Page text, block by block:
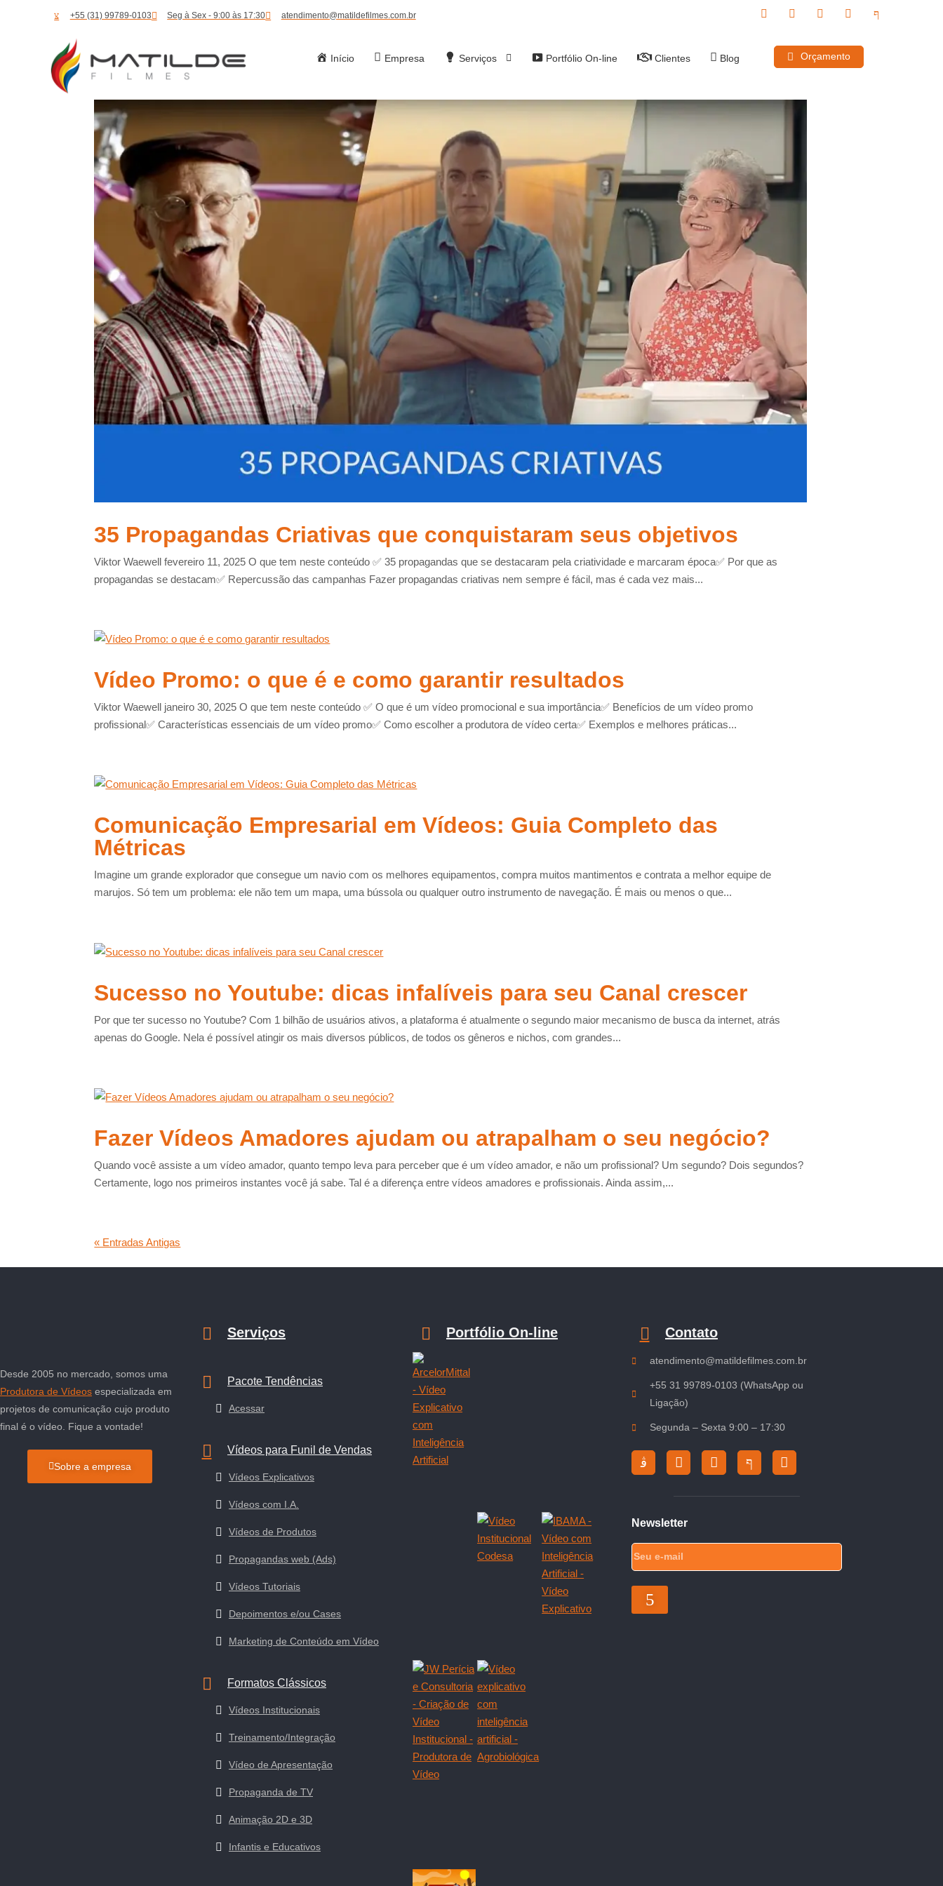
+55 (31) 99789-0103 Seg à Sex - 9:00 às 17:30 atendimento@matildefilmes.com.br
Início Empresa Serviços Portfólio On-line Clientes Blog Orçamento
35 Propagandas Criativas que conquistaram seus objetivos
Viktor Waewell fevereiro 11, 2025 O que tem neste conteúdo ✅ 35 propagandas que se destacaram pela criatividade e marcaram época✅ Por que as
propagandas se destacam✅ Repercussão das campanhas Fazer propagandas criativas nem sempre é fácil, mas é cada vez mais...
Vídeo Promo: o que é e como garantir resultados
Viktor Waewell janeiro 30, 2025 O que tem neste conteúdo ✅ O que é um vídeo promocional e sua importância✅ Benefícios de um vídeo promo
profissional✅ Características essenciais de um vídeo promo✅ Como escolher a produtora de vídeo certa✅ Exemplos e melhores práticas...
Comunicação Empresarial em Vídeos: Guia Completo das
Métricas
Imagine um grande explorador que consegue um navio com os melhores equipamentos, compra muitos mantimentos e contrata a melhor equipe de
marujos. Só tem um problema: ele não tem um mapa, uma bússola ou qualquer outro instrumento de navegação. É mais ou menos o que...
Sucesso no Youtube: dicas infalíveis para seu Canal crescer
Por que ter sucesso no Youtube? Com 1 bilhão de usuários ativos, a plataforma é atualmente o segundo maior mecanismo de busca da internet, atrás
apenas do Google. Nela é possível atingir os mais diversos públicos, de todos os gêneros e nichos, com grandes...
Fazer Vídeos Amadores ajudam ou atrapalham o seu negócio?
Quando você assiste a um vídeo amador, quanto tempo leva para perceber que é um vídeo amador, e não um profissional? Um segundo? Dois segundos?
Certamente, logo nos primeiros instantes você já sabe. Tal é a diferença entre vídeos amadores e profissionais. Ainda assim,...
« Entradas Antigas
Desde 2005 no mercado, somos uma
Produtora de Vídeos especializada em
projetos de comunicação cujo produto
final é o vídeo. Fique a vontade!
Sobre a empresa
Serviços
Pacote Tendências
Acessar
Vídeos para Funil de Vendas
Vídeos Explicativos
Vídeos com I.A.
Vídeos de Produtos
Propagandas web (Ads)
Vídeos Tutoriais
Depoimentos e/ou Cases
Marketing de Conteúdo em Vídeo
Formatos Clássicos
Vídeos Institucionais
Treinamento/Integração
Vídeo de Apresentação
Propaganda de TV
Animação 2D e 3D
Infantis e Educativos
Portfólio On-line Contato
atendimento@matildefilmes.com.br
+55 31 99789-0103 (WhatsApp ou
Ligação)
Segunda – Sexta 9:00 – 17:30
Newsletter